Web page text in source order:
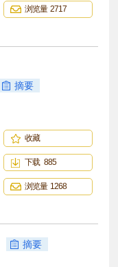
浏览量 2717
摘要
收藏
下载 885
浏览量 1268
摘要